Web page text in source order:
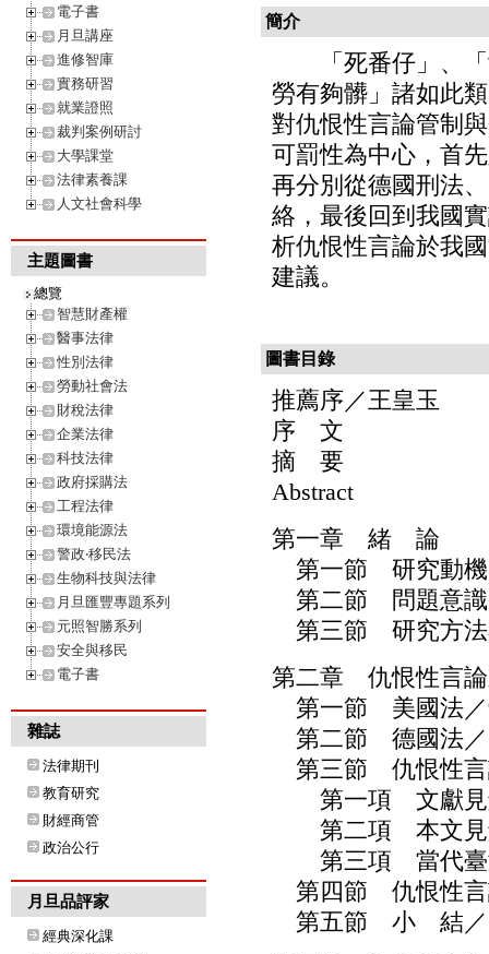
電子書
月旦講座
進修智庫
實務研習
就業證照
裁判案例研討
大學課堂
法律素養課
人文社會科學
主題圖書
總覽
智慧財產權
醫事法律
性別法律
勞動社會法
財稅法律
企業法律
科技法律
政府採購法
工程法律
環境能源法
警政‧移民法
生物科技與法律
月旦匯豐專題系列
元照智勝系列
安全與移民
電子書
雜誌
法律期刊
教育研究
財經商管
政治公行
月旦品評家
經典深化課
簡介
「死番仔」、「
勞有夠髒」諸如此
對仇恨性言論管制
可罰性為中心，首
再分別從德國刑法
絡，最後回到我國
析仇恨性言論於我
建議。
圖書目錄
推薦序／王皇玉
序 文
摘 要
Abstract
第一章 緒 論
第一節 研究動機
第二節 問題意識
第三節 研究方法
第二章 仇恨性言
第一節 美國法
第二節 德國法／
第三節 仇恨性言
第一項 文獻見
第二項 本文見
第三項 當代臺
第四節 仇恨性言
第五節 小 結／